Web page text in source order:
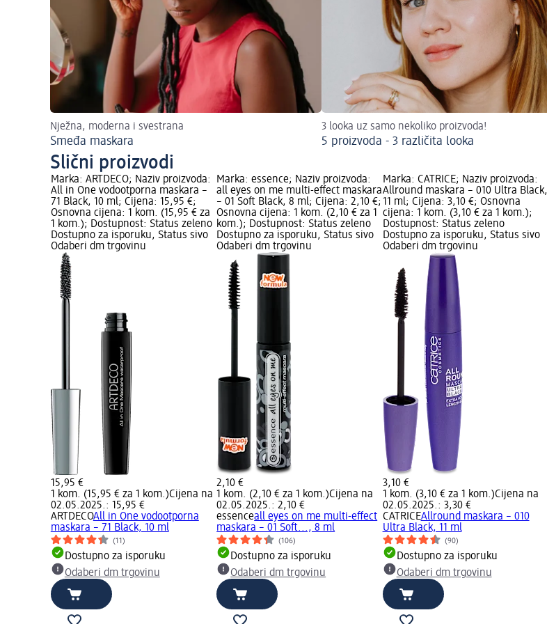
Nježna, moderna i svestrana
Smeđa maskara
3 looka uz samo nekoliko proizvoda!
5 proizvoda - 3 različita looka
Slični proizvodi
Marka: ARTDECO; Naziv proizvoda:
All in One vodootporna maskara –
71 Black, 10 ml; Cijena: 15,95 €;
Osnovna cijena: 1 kom. (15,95 € za
1 kom.); Dostupnost: Status zeleno
Dostupno za isporuku, Status sivo
Odaberi dm trgovinu
15,95 €
1 kom. (15,95 € za 1 kom.)Cijena na
02.05.2025.: 15,95 €
ARTDECOAll in One vodootporna
maskara – 71 Black, 10 ml
(11)
Dostupno za isporuku
Odaberi dm trgovinu
Marka: essence; Naziv proizvoda:
all eyes on me multi-effect maskara
– 01 Soft Black, 8 ml; Cijena: 2,10 €;
Osnovna cijena: 1 kom. (2,10 € za 1
kom.); Dostupnost: Status zeleno
Dostupno za isporuku, Status sivo
Odaberi dm trgovinu
2,10 €
1 kom. (2,10 € za 1 kom.)Cijena na
02.05.2025.: 2,10 €
essenceall eyes on me multi-effect
maskara – 01 Soft..., 8 ml
(106)
Dostupno za isporuku
Odaberi dm trgovinu
Marka: CATRICE; Naziv proizvoda:
Allround maskara – 010 Ultra Black,
11 ml; Cijena: 3,10 €; Osnovna
cijena: 1 kom. (3,10 € za 1 kom.);
Dostupnost: Status zeleno
Dostupno za isporuku, Status sivo
Odaberi dm trgovinu
3,10 €
1 kom. (3,10 € za 1 kom.)Cijena na
02.05.2025.: 3,30 €
CATRICEAllround maskara – 010
Ultra Black, 11 ml
(90)
Dostupno za isporuku
Odaberi dm trgovinu